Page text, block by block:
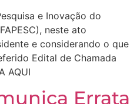
e Inovação do
neste ato
e considerando o que
Edital de Chamada
AQUI
Errata